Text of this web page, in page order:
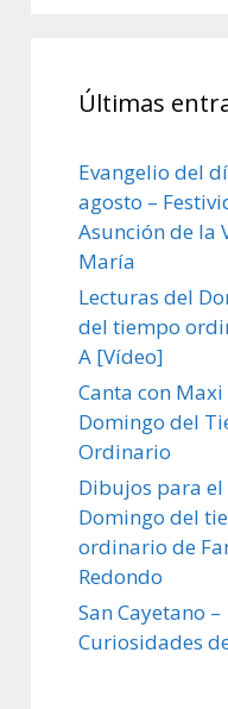
Últimas
Evangelio del
agosto –
Asunción de la
María
Lecturas del
del tiempo
A [Vídeo]
Canta con Maxi
Domingo del
Ordinario
Dibujos para el
Domingo del
ordinario de
Redondo
San Cayetano –
Curiosidades